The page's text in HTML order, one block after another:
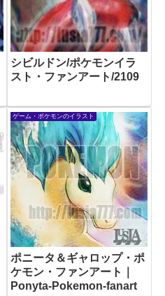
シビルドン/ポケモンイラ
スト・ファンアート/2109
ゲーム・ポケモンのイラスト
ポニータ＆ギャロップ・ポ
ケモン・ファンアート｜
Ponyta-Pokemon-fanart